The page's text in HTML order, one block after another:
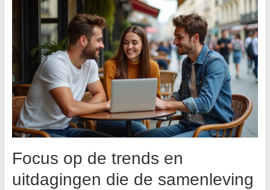
Focus op de trends en
uitdagingen die de samenleving